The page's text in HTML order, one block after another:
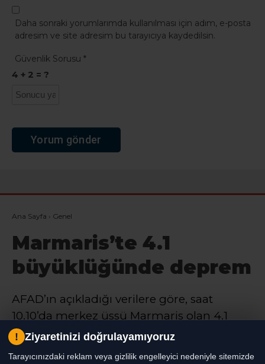
Daha sonraki yorumlarımda kullanılması için adım, e-posta
adresim ve site adresim bu tarayıcıya kaydedilsin.
Güvenlik Sorusu *
4 + 2 = ?
Ana Sayfa › Genel
Marmaris’te 4.1
büyüklüğünde deprem
AFAD’ın açıkladığı verilere göre, saat
10.10’da merkez üssü Marmaris olan 4.1
büyüklüğünde deprem yaşandı. Depremin
derinliği 10.86 kilometre olarak ölçüldü.
! Ziyaretinizi doğrulayamıyoruz
Tarayıcınızdaki reklam veya gizlilik engelleyici nedeniyle sitemizde